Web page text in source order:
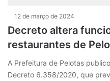
12 de março de 2024
Decreto altera
restaurantes de
A Prefeitura de Pelotas
Decreto 6.358/2020, que